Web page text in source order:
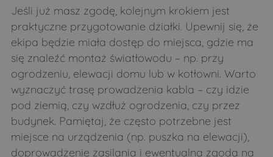
Jeśli już masz zgodę, kolejnym krokiem jest
praktyczne przygotowanie działki. Upewnij się, że
ekipa będzie miała dostęp do miejsca, gdzie ma
się znaleźć montaż światłowodu – np. przy
ogrodzeniu, elewacji domu lub w kotłowni. Warto
wyznaczyć trasę prowadzenia kabla – czy idzie
pod ziemią, czy wzdłuż ogrodzenia, czy przez
budynek. Pamiętaj, że często potrzebne jest
miejsce na urządzenia (np. puszka na elewacji),
doprowadzenie zasilania i ewentualna zgoda na